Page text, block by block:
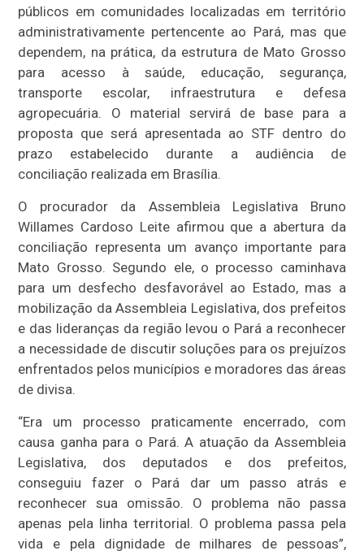
públicos em comunidades localizadas em território
administrativamente pertencente ao Pará, mas que
dependem, na prática, da estrutura de Mato Grosso
para acesso à saúde, educação, segurança,
transporte escolar, infraestrutura e defesa
agropecuária. O material servirá de base para a
proposta que será apresentada ao STF dentro do
prazo estabelecido durante a audiência de
conciliação realizada em Brasília.
O procurador da Assembleia Legislativa Bruno
Willames Cardoso Leite afirmou que a abertura da
conciliação representa um avanço importante para
Mato Grosso. Segundo ele, o processo caminhava
para um desfecho desfavorável ao Estado, mas a
mobilização da Assembleia Legislativa, dos prefeitos
e das lideranças da região levou o Pará a reconhecer
a necessidade de discutir soluções para os prejuízos
enfrentados pelos municípios e moradores das áreas
de divisa.
“Era um processo praticamente encerrado, com
causa ganha para o Pará. A atuação da Assembleia
Legislativa, dos deputados e dos prefeitos,
conseguiu fazer o Pará dar um passo atrás e
reconhecer sua omissão. O problema não passa
apenas pela linha territorial. O problema passa pela
vida e pela dignidade de milhares de pessoas”,